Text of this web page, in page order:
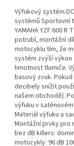
Výfukový systém
systémů Sportovní
YAMAHA YZF 600 R
potrubí, montážní
motocyklu tím, že
systém zvýší
hmotnost tlumiče.
basový zvuk.
decibely snížit
našem obchodě).
výfuku v
Materiál výfuku a
Montážní prvky pro
bez dB killers:
motocykly: 96 dB